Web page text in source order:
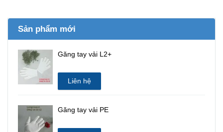
Sản phẩm mới
Găng tay vải L2+
Liên hệ
Găng tay vải PE